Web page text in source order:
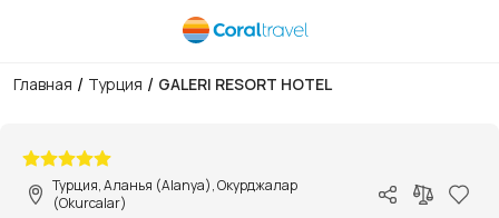
Главная / Турция / GALERI RESORT HOTEL
Турция, Аланья (Alanya), Окурджалар
(Okurcalar)